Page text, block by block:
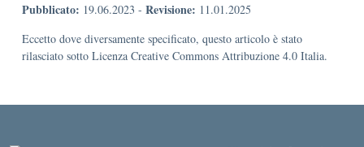
Pubblicato: 19.06.2023 - Revisione: 11.01.2025
Eccetto dove diversamente specificato, questo articolo è stato
rilasciato sotto Licenza Creative Commons Attribuzione 4.0 Italia.